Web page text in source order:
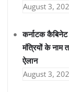
August 3,
कर्नाटक
मंत्रियों के नाम
ऐलान
August 3,